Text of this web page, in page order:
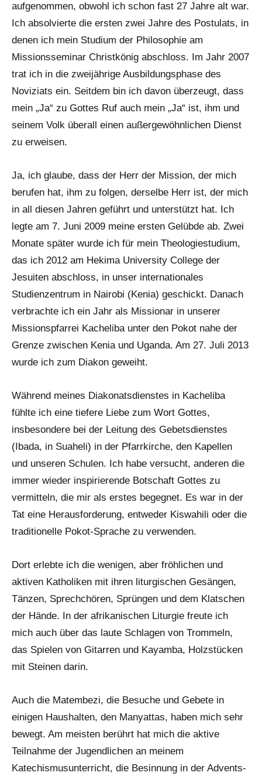
aufgenommen, obwohl ich schon fast 27 Jahre alt war.
Ich absolvierte die ersten zwei Jahre des Postulats, in
denen ich mein Studium der Philosophie am
Missionsseminar Christkönig abschloss. Im Jahr 2007
trat ich in die zweijährige Ausbildungsphase des
Noviziats ein. Seitdem bin ich davon überzeugt, dass
mein „Ja“ zu Gottes Ruf auch mein „Ja“ ist, ihm und
seinem Volk überall einen außergewöhnlichen Dienst
zu erweisen.
Ja, ich glaube, dass der Herr der Mission, der mich
berufen hat, ihm zu folgen, derselbe Herr ist, der mich
in all diesen Jahren geführt und unterstützt hat. Ich
legte am 7. Juni 2009 meine ersten Gelübde ab. Zwei
Monate später wurde ich für mein Theologiestudium,
das ich 2012 am Hekima University College der
Jesuiten abschloss, in unser internationales
Studienzentrum in Nairobi (Kenia) geschickt. Danach
verbrachte ich ein Jahr als Missionar in unserer
Missionspfarrei Kacheliba unter den Pokot nahe der
Grenze zwischen Kenia und Uganda. Am 27. Juli 2013
wurde ich zum Diakon geweiht.
Während meines Diakonatsdienstes in Kacheliba
fühlte ich eine tiefere Liebe zum Wort Gottes,
insbesondere bei der Leitung des Gebetsdienstes
(Ibada, in Suaheli) in der Pfarrkirche, den Kapellen
und unseren Schulen. Ich habe versucht, anderen die
immer wieder inspirierende Botschaft Gottes zu
vermitteln, die mir als erstes begegnet. Es war in der
Tat eine Herausforderung, entweder Kiswahili oder die
traditionelle Pokot-Sprache zu verwenden.
Dort erlebte ich die wenigen, aber fröhlichen und
aktiven Katholiken mit ihren liturgischen Gesängen,
Tänzen, Sprechchören, Sprüngen und dem Klatschen
der Hände. In der afrikanischen Liturgie freute ich
mich auch über das laute Schlagen von Trommeln,
das Spielen von Gitarren und Kayamba, Holzstücken
mit Steinen darin.
Auch die Matembezi, die Besuche und Gebete in
einigen Haushalten, den Manyattas, haben mich sehr
bewegt. Am meisten berührt hat mich die aktive
Teilnahme der Jugendlichen an meinem
Katechismusunterricht, die Besinnung in der Advents-